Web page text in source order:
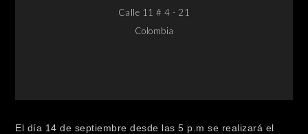
Calle 11 # 4 - 21
Colombia
El día 14 de septiembre desde las 5 p.m se realizará el